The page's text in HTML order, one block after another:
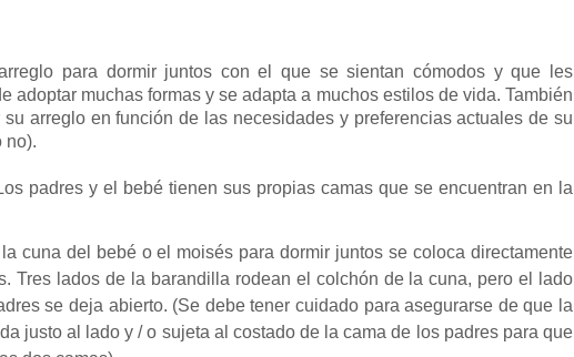
para dormir juntos con el que se sientan cómodos y que les
adoptar muchas formas y se adapta a muchos estilos de vida. También
arreglo en función de las necesidades y preferencias actuales de su
no).
padres y el bebé tienen sus propias camas que se encuentran en la
cuna del bebé o el moisés para dormir juntos se coloca directamente
Tres lados de la barandilla rodean el colchón de la cuna, pero el lado
se deja abierto. (Se debe tener cuidado para asegurarse de que la
justo al lado y / o sujeta al costado de la cama de los padres para que